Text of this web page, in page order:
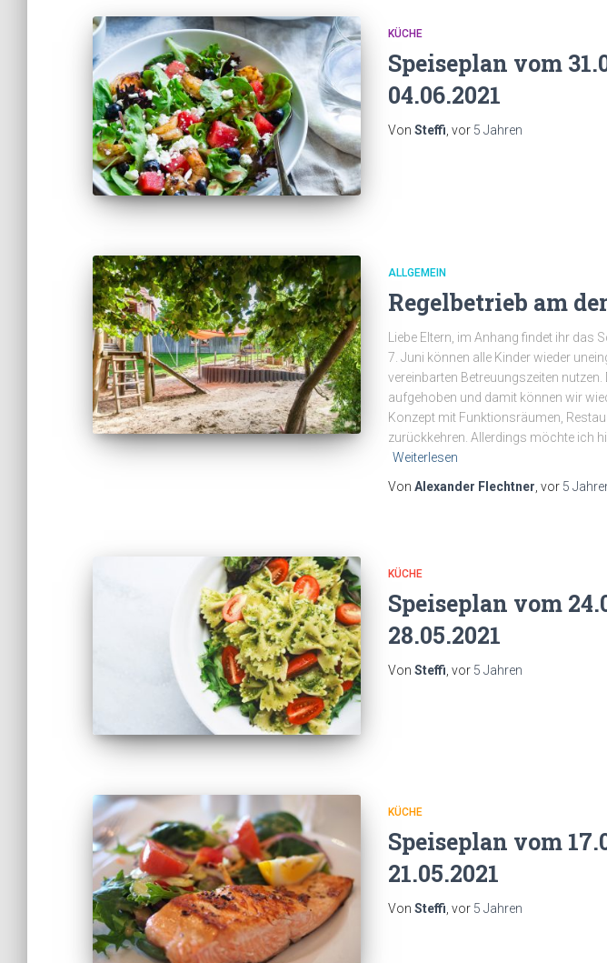
KÜCHE
Speiseplan vom
04.06.2021
Von Steffi , vor 5 Jahren
ALLGEMEIN
Regelbetrieb am
Liebe Eltern, im Anhang findet ihr das
7. Juni können alle Kinder wieder
vereinbarten Betreuungszeiten
aufgehoben und damit können wir
Konzept mit Funktionsräumen,
zurückkehren. Allerdings möchte ich
Weiterlesen
Von Alexander Flechtner , vor 5
KÜCHE
Speiseplan vom
28.05.2021
Von Steffi , vor 5 Jahren
KÜCHE
Speiseplan vom
21.05.2021
Von Steffi, vor 5 Jahren